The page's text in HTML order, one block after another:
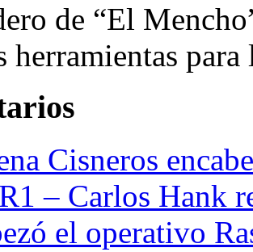
de “El
herramientas
Cisneros
– Carlos Hank
el operativo